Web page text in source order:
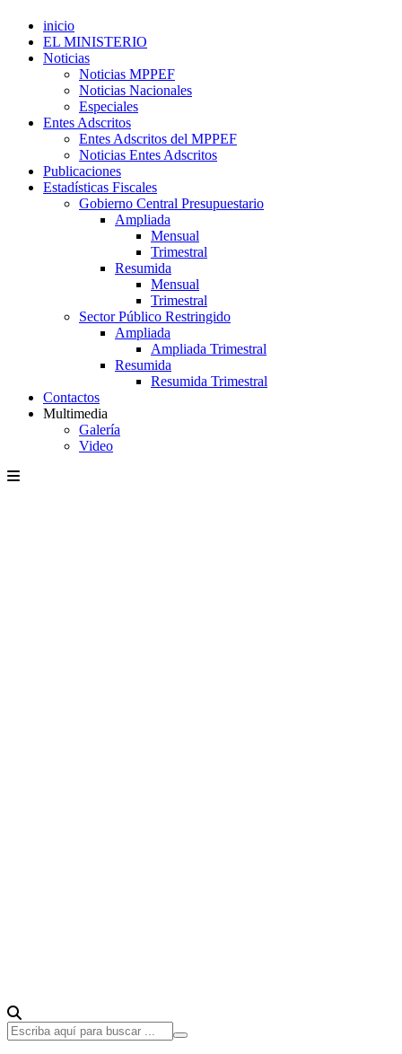
inicio
EL MINISTERIO
Noticias
Noticias MPPEF
Noticias Nacionales
Especiales
Entes Adscritos
Entes Adscritos del MPPEF
Noticias Entes Adscritos
Publicaciones
Estadísticas Fiscales
Gobierno Central Presupuestario
Ampliada
Mensual
Trimestral
Resumida
Mensual
Trimestral
Sector Público Restringido
Ampliada
Ampliada Trimestral
Resumida
Resumida Trimestral
Contactos
Multimedia
Galería
Video